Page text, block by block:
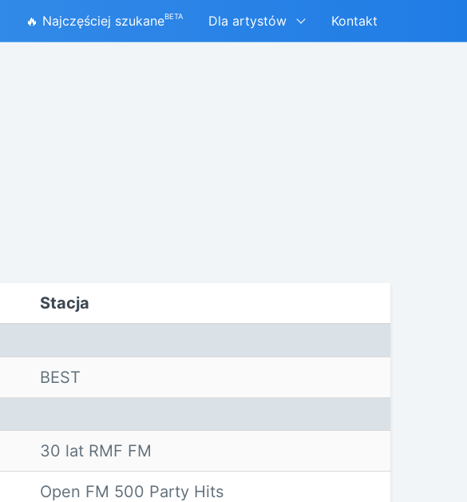
🔥 Najczęściej szukaneBETA Dla artystów Kontakt
Stacja
BEST
30 lat RMF FM
Open FM 500 Party Hits